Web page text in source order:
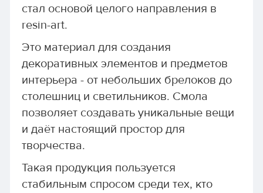
стал основой целого направления в
resin-art.
Это материал для создания
декоративных элементов и предметов
интерьера - от небольших брелоков до
столешниц и светильников. Смола
позволяет создавать уникальные вещи
и даёт настоящий простор для
творчества.
Такая продукция пользуется
стабильным спросом среди тех, кто